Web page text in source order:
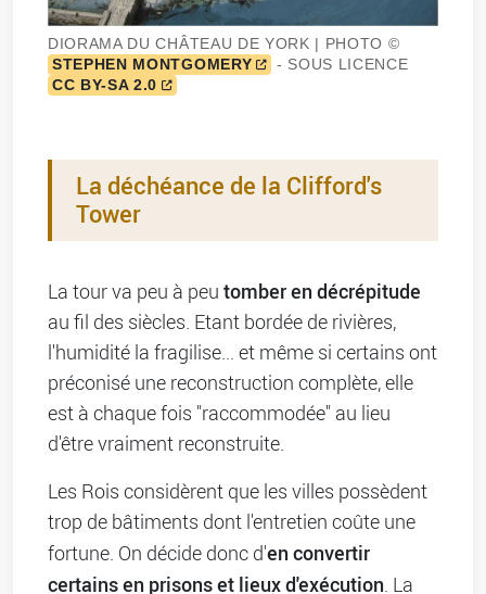
DIORAMA DU CHÂTEAU DE YORK | PHOTO ©
STEPHEN MONTGOMERY
- SOUS LICENCE
CC BY-SA 2.0
La déchéance de la Clifford's
Tower
La tour va peu à peu tomber en décrépitude
au fil des siècles. Etant bordée de rivières,
l'humidité la fragilise... et même si certains ont
préconisé une reconstruction complète, elle
est à chaque fois "raccommodée" au lieu
d'être vraiment reconstruite.
Les Rois considèrent que les villes possèdent
trop de bâtiments dont l'entretien coûte une
fortune. On décide donc d'en convertir
certains en prisons et lieux d'exécution. La